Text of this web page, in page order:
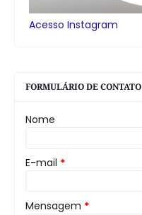
Acesso Instagram
FORMULÁRIO DE CONTATO
Nome
E-mail *
Mensagem *